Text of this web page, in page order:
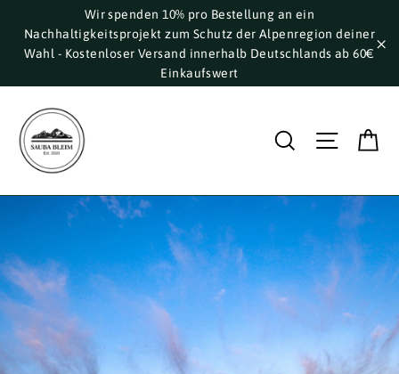
zum
Inhalt
Wir spenden 10% pro Bestellung an ein
Nachhaltigkeitsprojekt zum Schutz der Alpenregion deiner
Wahl - Kostenloser Versand innerhalb Deutschlands ab 60€
Einkaufswert
Suche